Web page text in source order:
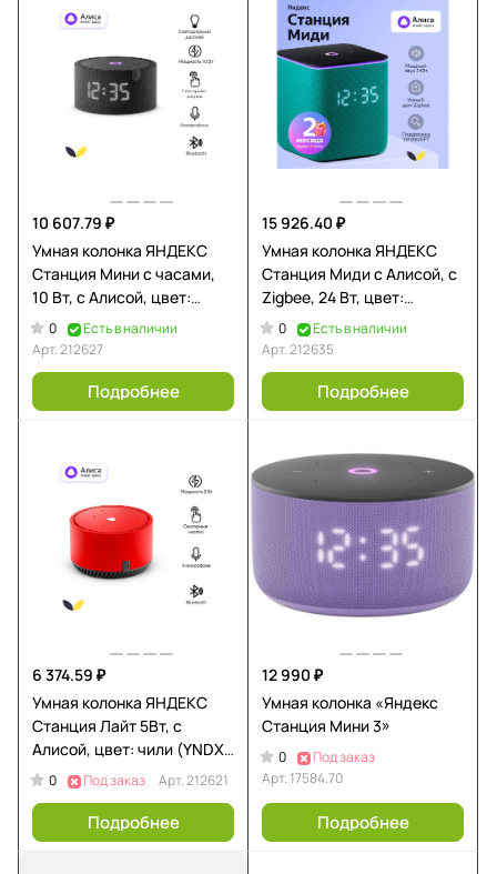
10 607.79 ₽
Умная колонка ЯНДЕКС
Станция Мини с часами,
10 Вт, с Алисой, цвет:
черный (YNDX-00020K)
0
Есть в наличии
Арт.212627
Подробнее
15 926.40 ₽
Умная колонка ЯНДЕКС
Станция Миди с Алисой, с
Zigbee, 24 Вт, цвет:
изумрудный (YNDX-
00054EMD)
0
Есть в наличии
Арт.212635
Подробнее
6 374.59 ₽
Умная колонка ЯНДЕКС
Станция Лайт 5Вт, с
Алисой, цвет: чили (YNDX-
00025R)
0 Под заказ Арт.212621
Подробнее
12 990 ₽
Умная колонка «Яндекс
Станция Мини 3»
0
Под заказ
Арт. 17584.70
Подробнее